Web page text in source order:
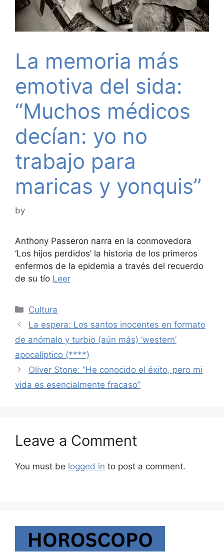
La memoria más
emotiva del sida:
“Muchos médicos
decían: yo no
trabajo para
maricas y yonquis”
by
Anthony Passeron narra en la conmovedora
‘Los hijos perdidos’ la historia de los primeros
enfermos de la epidemia a través del recuerdo
de su tío Leer
Categories
Cultura
La espera: Los santos inocentes en formato
de anómalo y turbio (aún más) ‘western’
apocalíptico (****)
Oliver Stone: “He conocido el éxito, pero mi
vida es esencialmente fracaso”
Leave a Comment
You must be logged in to post a comment.